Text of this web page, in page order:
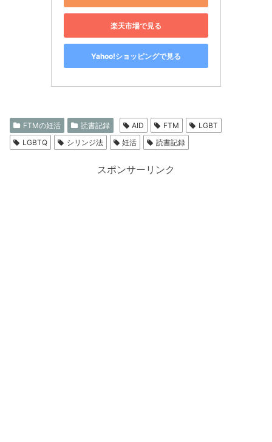
楽天市場で見る
Yahoo!ショッピングで見る
FTMの妊活 読書記録 AID FTM
LGBT
LGBTQ
シリンジ法 妊活 読書記録
スポンサーリンク